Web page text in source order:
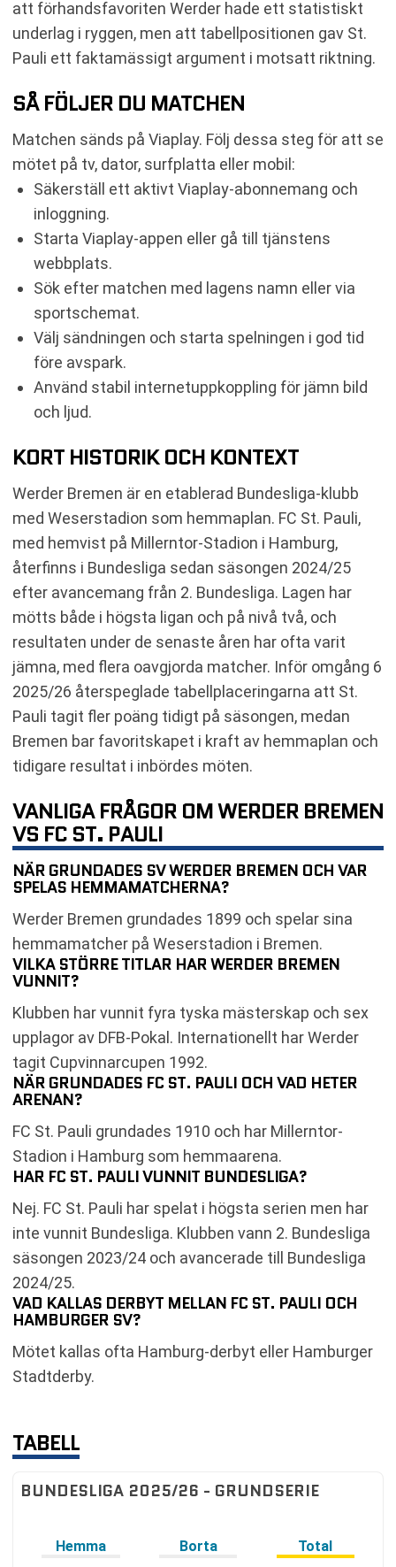
att förhandsfavoriten Werder hade ett statistiskt
underlag i ryggen, men att tabellpositionen gav St.
Pauli ett faktamässigt argument i motsatt riktning.
SÅ FÖLJER DU MATCHEN
Matchen sänds på Viaplay. Följ dessa steg för att se
mötet på tv, dator, surfplatta eller mobil:
Säkerställ ett aktivt Viaplay-abonnemang och
inloggning.
Starta Viaplay-appen eller gå till tjänstens
webbplats.
Sök efter matchen med lagens namn eller via
sportschemat.
Välj sändningen och starta spelningen i god tid
före avspark.
Använd stabil internetuppkoppling för jämn bild
och ljud.
KORT HISTORIK OCH KONTEXT
Werder Bremen är en etablerad Bundesliga-klubb
med Weserstadion som hemmaplan. FC St. Pauli,
med hemvist på Millerntor-Stadion i Hamburg,
återfinns i Bundesliga sedan säsongen 2024/25
efter avancemang från 2. Bundesliga. Lagen har
mötts både i högsta ligan och på nivå två, och
resultaten under de senaste åren har ofta varit
jämna, med flera oavgjorda matcher. Inför omgång 6
2025/26 återspeglade tabellplaceringarna att St.
Pauli tagit fler poäng tidigt på säsongen, medan
Bremen bar favoritskapet i kraft av hemmaplan och
tidigare resultat i inbördes möten.
VANLIGA FRÅGOR OM WERDER BREMEN
VS FC ST. PAULI
NÄR GRUNDADES SV WERDER BREMEN OCH VAR
SPELAS HEMMAMATCHERNA?
Werder Bremen grundades 1899 och spelar sina
hemmamatcher på Weserstadion i Bremen.
VILKA STÖRRE TITLAR HAR WERDER BREMEN
VUNNIT?
Klubben har vunnit fyra tyska mästerskap och sex
upplagor av DFB-Pokal. Internationellt har Werder
tagit Cupvinnarcupen 1992.
NÄR GRUNDADES FC ST. PAULI OCH VAD HETER
ARENAN?
FC St. Pauli grundades 1910 och har Millerntor-
Stadion i Hamburg som hemmaarena.
HAR FC ST. PAULI VUNNIT BUNDESLIGA?
Nej. FC St. Pauli har spelat i högsta serien men har
inte vunnit Bundesliga. Klubben vann 2. Bundesliga
säsongen 2023/24 och avancerade till Bundesliga
2024/25.
VAD KALLAS DERBYT MELLAN FC ST. PAULI OCH
HAMBURGER SV?
Mötet kallas ofta Hamburg-derbyt eller Hamburger
Stadtderby.
TABELL
BUNDESLIGA 2025/26 - GRUNDSERIE
Hemma Borta Total